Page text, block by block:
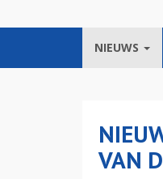
NIEUWS
VAN